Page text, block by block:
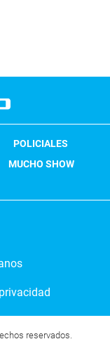
POLICIALES
MUCHO SHOW
reservados.